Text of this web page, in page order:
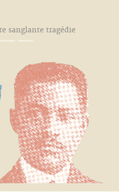
sanglante tragédie